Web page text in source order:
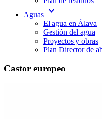
Aguas expand_more
El agua en Álava
Gestión del agua
Proyectos y obras
Plan Director de
Castor europeo